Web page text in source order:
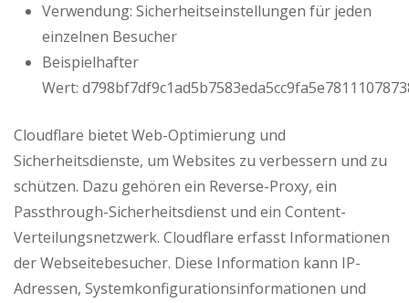
Verwendung: Sicherheitseinstellungen für jeden
einzelnen Besucher
Beispielhafter
Wert:
Cloudflare bietet Web-Optimierung und
Sicherheitsdienste, um Websites zu verbessern und zu
schützen. Dazu gehören ein Reverse-Proxy, ein
Passthrough-Sicherheitsdienst und ein Content-
Verteilungsnetzwerk. Cloudflare erfasst Informationen
der Webseitebesucher. Diese Information kann IP-
Adressen, Systemkonfigurationsinformationen und